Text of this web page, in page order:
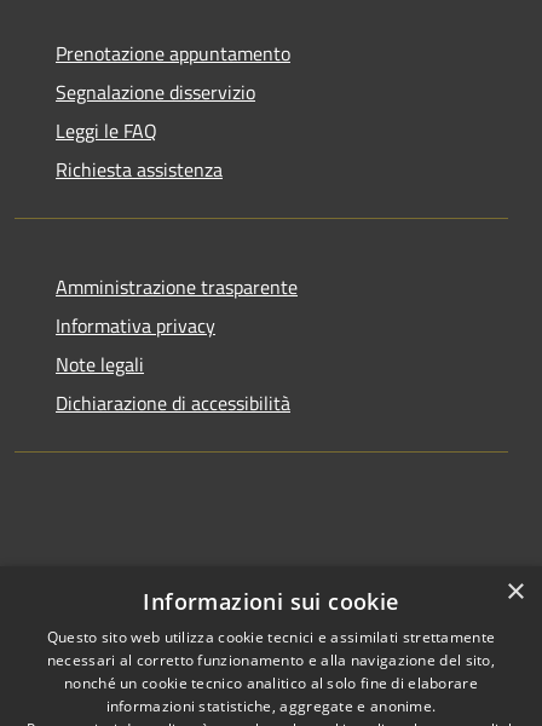
Prenotazione appuntamento
Segnalazione disservizio
Leggi le FAQ
Richiesta assistenza
Amministrazione trasparente
Informativa privacy
Note legali
Dichiarazione di accessibilità
RSS Copyright © 2026 • Comune di
×
Informazioni sui cookie
Questo sito web utilizza cookie tecnici e assimilati strettamente
necessari al corretto funzionamento e alla navigazione del sito,
nonché un cookie tecnico analitico al solo fine di elaborare
informazioni statistiche, aggregate e anonime.